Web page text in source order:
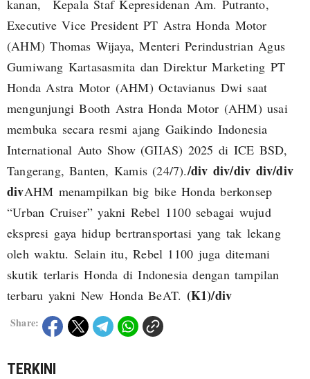
kanan, Kepala Staf Kepresidenan Am. Putranto,
Executive Vice President PT Astra Honda Motor
(AHM) Thomas Wijaya, Menteri Perindustrian Agus
Gumiwang Kartasasmita dan Direktur Marketing PT
Honda Astra Motor (AHM) Octavianus Dwi saat
mengunjungi Booth Astra Honda Motor (AHM) usai
membuka secara resmi ajang Gaikindo Indonesia
International Auto Show (GIIAS) 2025 di ICE BSD,
Tangerang, Banten, Kamis (24/7)./div div/div div/div
divAHM menampilkan big bike Honda berkonsep
“Urban Cruiser” yakni Rebel 1100 sebagai wujud
ekspresi gaya hidup bertransportasi yang tak lekang
oleh waktu. Selain itu, Rebel 1100 juga ditemani
skutik terlaris Honda di Indonesia dengan tampilan
terbaru yakni New Honda BeAT. (K1)/div
Share:
TERKINI